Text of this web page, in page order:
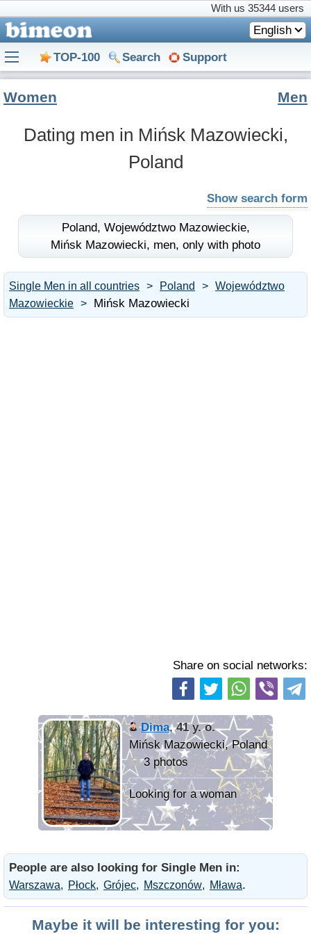
With us 35344 users
English
TOP-100 Search Support
Dating men in Mińsk Mazowiecki,
Poland
Women Men
Show search form
Poland, Województwo Mazowieckie,
Mińsk Mazowiecki, men, only with photo
Single Men in all countries Poland
Województwo
Mazowieckie
Mińsk Mazowiecki
Share on social networks:
Dima,41 y. o.
Mińsk Mazowiecki, Poland
3 photos
People are also looking for Single Men in:
Warszawa Płock Grójec Mszczonów Mława.
Maybe it will be interesting for you: